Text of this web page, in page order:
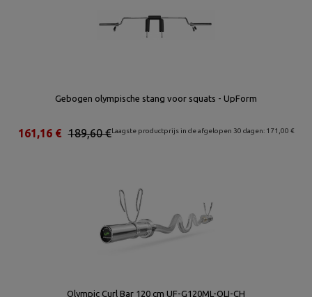
Gebogen olympische stang voor squats - UpForm
Laagste productprijs in de afgelopen 30 dagen: 171,00 €
189,60 €
161,16 €
Olympic Curl Bar 120 cm UF-G120ML-OLI-CH